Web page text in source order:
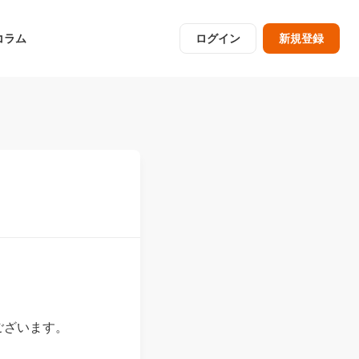
ラム ログイン 新規登録
います。